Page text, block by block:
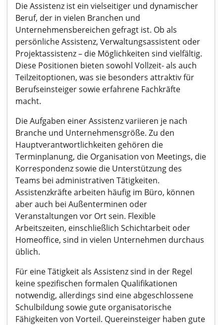
Die Assistenz ist ein vielseitiger und dynamischer
Beruf, der in vielen Branchen und
Unternehmensbereichen gefragt ist. Ob als
persönliche Assistenz, Verwaltungsassistent oder
Projektassistenz – die Möglichkeiten sind vielfältig.
Diese Positionen bieten sowohl Vollzeit- als auch
Teilzeitoptionen, was sie besonders attraktiv für
Berufseinsteiger sowie erfahrene Fachkräfte
macht.
Die Aufgaben einer Assistenz variieren je nach
Branche und Unternehmensgröße. Zu den
Hauptverantwortlichkeiten gehören die
Terminplanung, die Organisation von Meetings, die
Korrespondenz sowie die Unterstützung des
Teams bei administrativen Tätigkeiten.
Assistenzkräfte arbeiten häufig im Büro, können
aber auch bei Außenterminen oder
Veranstaltungen vor Ort sein. Flexible
Arbeitszeiten, einschließlich Schichtarbeit oder
Homeoffice, sind in vielen Unternehmen durchaus
üblich.
Für eine Tätigkeit als Assistenz sind in der Regel
keine spezifischen formalen Qualifikationen
notwendig, allerdings sind eine abgeschlossene
Schulbildung sowie gute organisatorische
Fähigkeiten von Vorteil. Quereinsteiger haben gute